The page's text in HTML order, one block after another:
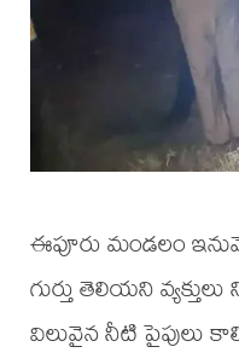
ఈపూరు మండలం
గుర్తు తెలియని
విలువైన నీటి